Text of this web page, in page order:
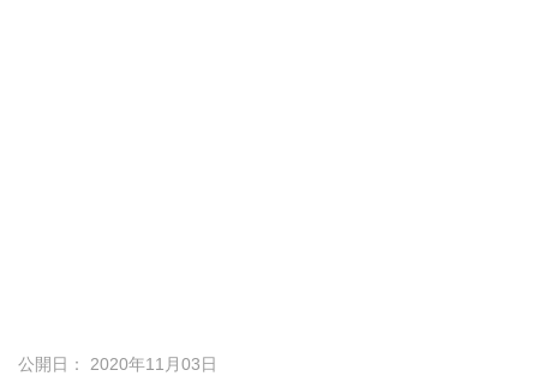
公開日： 2020年11月03日